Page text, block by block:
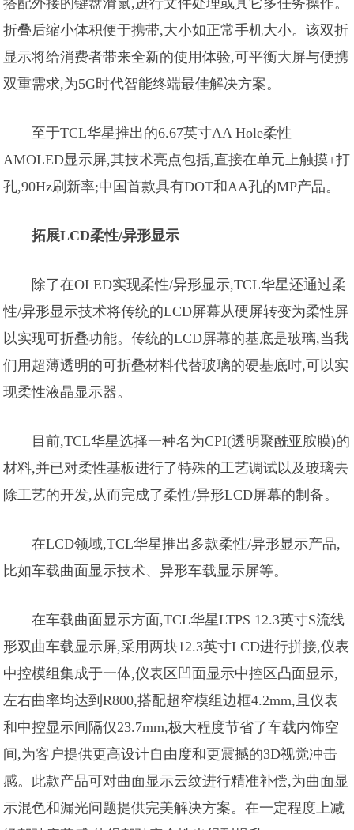
搭配外接的键盘滑鼠,进行文件处理或其它多任务操作。
折叠后缩小体积便于携带,大小如正常手机大小。该双折
显示将给消费者带来全新的使用体验,可平衡大屏与便携
双重需求,为5G时代智能终端最佳解决方案。
至于TCL华星推出的6.67英寸AA Hole柔性
AMOLED显示屏,其技术亮点包括,直接在单元上触摸+打
孔,90Hz刷新率;中国首款具有DOT和AA孔的MP产品。
拓展LCD柔性/异形显示
除了在OLED实现柔性/异形显示,TCL华星还通过柔
性/异形显示技术将传统的LCD屏幕从硬屏转变为柔性屏
以实现可折叠功能。传统的LCD屏幕的基底是玻璃,当我
们用超薄透明的可折叠材料代替玻璃的硬基底时,可以实
现柔性液晶显示器。
目前,TCL华星选择一种名为CPI(透明聚酰亚胺膜)的
材料,并已对柔性基板进行了特殊的工艺调试以及玻璃去
除工艺的开发,从而完成了柔性/异形LCD屏幕的制备。
在LCD领域,TCL华星推出多款柔性/异形显示产品,
比如车载曲面显示技术、异形车载显示屏等。
在车载曲面显示方面,TCL华星LTPS 12.3英寸S流线
形双曲车载显示屏,采用两块12.3英寸LCD进行拼接,仪表
中控模组集成于一体,仪表区凹面显示中控区凸面显示,
左右曲率均达到R800,搭配超窄模组边框4.2mm,且仪表
和中控显示间隔仅23.7mm,极大程度节省了车载内饰空
间,为客户提供更高设计自由度和更震撼的3D视觉冲击
感。此款产品可对曲面显示云纹进行精准补偿,为曲面显
示混色和漏光问题提供完美解决方案。在一定程度上减